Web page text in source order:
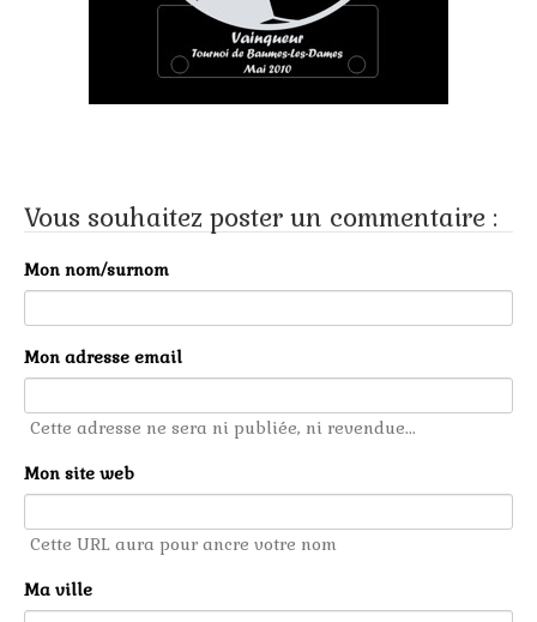
Vous souhaitez poster un commentaire :
Mon nom/surnom
Mon adresse email
Cette adresse ne sera ni publiée, ni revendue...
Mon site web
Cette URL aura pour ancre votre nom
Ma ville